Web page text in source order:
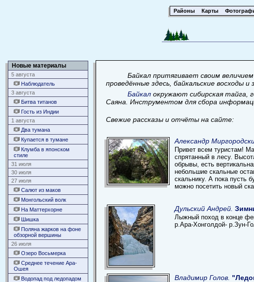
Районы Карты
Новые материалы
5 августа
Наблюдатель
3 августа
Битва титанов
Гость из Индии
1 августа
Два тумана
Купается в тумане
Клумба в японском
стиле
31 июля
30 июля
27 июля
Салют из маков
Монгольский волк
На Маттерхорне
Шишка
Поляна жарков на фоне
обзорной вершины
26 июля
Озеро Восьмерка
Среднее течение Ара-
Ошея
Водопад под ледопадом
Байкал притягивает своим
проведённые здесь, байкальские восходы
Байкал окружают сибирская тайга,
Саяна. Инструментом для сбора
Свежие рассказы и отчёты на сайте:
Александр
Привет всем туристам!
спрятанный в лесу.
обрывы, есть
небольшие скальные
скальнику. А пока пусть
можно посетить новый
Дульский Андрей.
Лыжный поход в конце
р.Ара-Хонголдой- р.Зун-
Владимир Голов.